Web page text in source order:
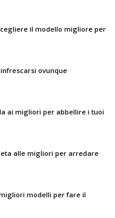
il modello migliore per
ovunque
ai migliori per abbellire i tuoi
alle migliori per arredare
modelli per fare il